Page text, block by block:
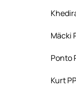
Mäcki
Ponto
Kurt